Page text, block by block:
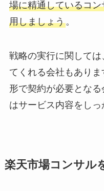
場に精通しているコ
用しましょう。
戦略の実行に関して
てくれる会社もあり
形で契約が必要とな
はサービス内容をしっ
楽天市場コンサル